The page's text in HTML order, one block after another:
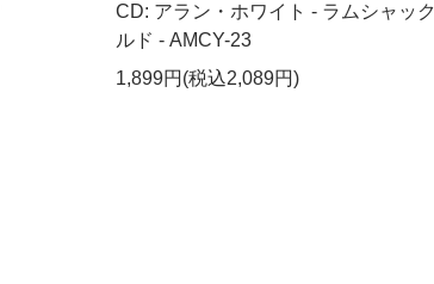
CD: アラン・ホワイト - ラムシャック
ルド - AMCY-23
1,899円(税込2,089円)